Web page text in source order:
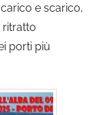
e scarico,
ritratto
porti più